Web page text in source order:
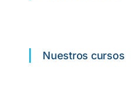
Nuestros cursos